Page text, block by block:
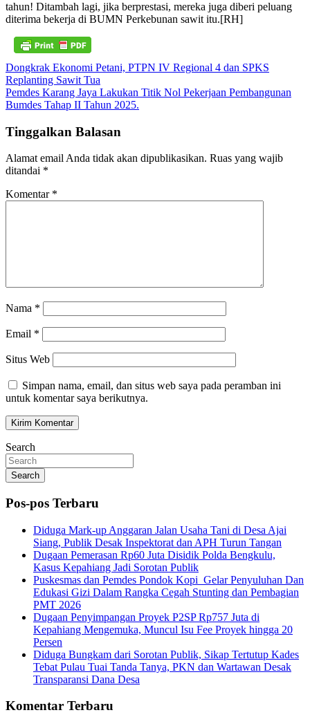
tahun! Ditambah lagi, jika berprestasi, mereka juga diberi peluang
diterima bekerja di BUMN Perkebunan sawit itu.[RH]
Navigasi
pos
Dongkrak Ekonomi Petani, PTPN IV Regional 4 dan SPKS
Replanting Sawit Tua
Pemdes Karang Jaya Lakukan Titik Nol Pekerjaan Pembangunan
Bumdes Tahap II Tahun 2025.
Tinggalkan Balasan
Alamat email Anda tidak akan dipublikasikan. Ruas yang wajib
ditandai *
Komentar *
Nama *
Email *
Situs Web
Simpan nama, email, dan situs web saya pada peramban ini
untuk komentar saya berikutnya.
Search
Search
Pos-pos Terbaru
Diduga Mark-up Anggaran Jalan Usaha Tani di Desa Ajai
Siang, Publik Desak Inspektorat dan APH Turun Tangan
Dugaan Pemerasan Rp60 Juta Disidik Polda Bengkulu,
Kasus Kepahiang Jadi Sorotan Publik
Puskesmas dan Pemdes Pondok Kopi Gelar Penyuluhan Dan
Edukasi Gizi Dalam Rangka Cegah Stunting dan Pembagian
PMT 2026
Dugaan Penyimpangan Proyek P2SP Rp757 Juta di
Kepahiang Mengemuka, Muncul Isu Fee Proyek hingga 20
Persen
Diduga Bungkam dari Sorotan Publik, Sikap Tertutup Kades
Tebat Pulau Tuai Tanda Tanya, PKN dan Wartawan Desak
Transparansi Dana Desa
Komentar Terbaru